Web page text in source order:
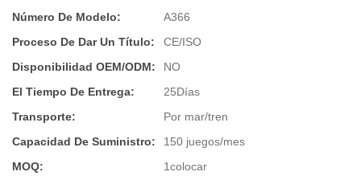
Número De Modelo:
A366
Proceso De Dar Un Título:
CE/ISO
Disponibilidad OEM/ODM:
NO
El Tiempo De Entrega:
25Días
Transporte:
Por mar/tren
Capacidad De Suministro:
150 juegos/mes
MOQ:
1colocar